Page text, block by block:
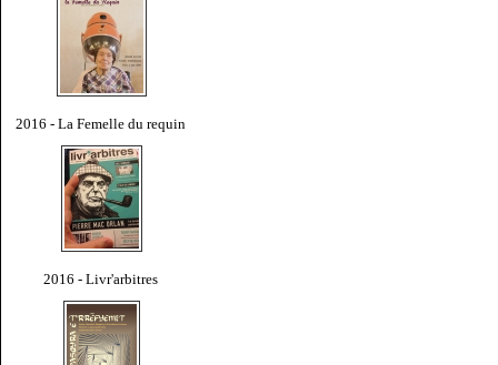
2016 - La Femelle du requin
2016 - Livr'arbitres